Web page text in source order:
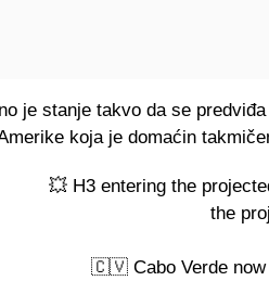
je stanje takvo da se
koja je domaćin
💥 H3 entering the
the
🇨🇻 Cabo Verde